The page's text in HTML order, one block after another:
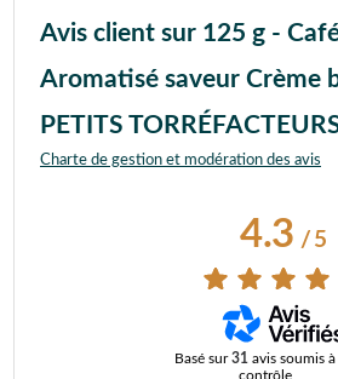
Avis client sur 125 g -
Aromatisé saveur Crème
PETITS
Charte de gestion et modération des avis
4.3/ 5
Basé sur31 avis soumis à
contrôle